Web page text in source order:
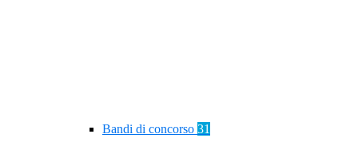
Bandi di concorso 31